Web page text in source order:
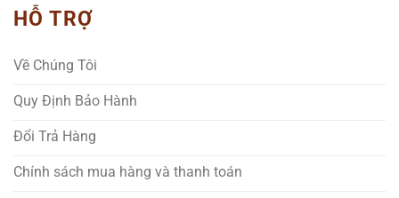
HỖ TRỢ
Về Chúng Tôi
Quy Định Bảo Hành
Đổi Trả Hàng
Chính sách mua hàng và thanh toán